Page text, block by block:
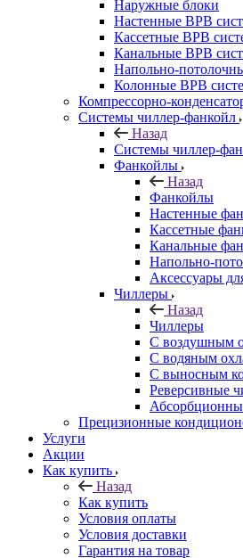
Наружные блоки
Настенные ВРВ
Кассетные ВРВ
Канальные ВРВ
Напольно-
Колонные ВРВ
Компрессорно-
Системы чиллер-фанкойл
Назад
Системы чиллер-
Фанкойлы
Назад
Фанкойлы
Настенные
Кассетные
Канальные
Напольно-
Аксессуары
Чиллеры
Назад
Чиллеры
С воздушным
С водяным
С выносным
Реверсивные
Прецизионные
Услуги
Акции
Как купить
Назад
Как купить
Условия оплаты
Условия доставки
Гарантия на товар